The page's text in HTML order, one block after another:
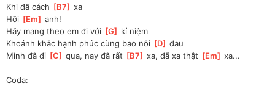
Khi đã cách [B7 ] xa
Hỡi [Em ] anh!
Hãy mang theo em đi với [G
kỉ niệm
Khoảnh khắc hạnh phúc cùng bao nỗi [D ] đau
Mình đã đi [C ] qua, nay đã rất [B7 ] xa, đã xa thật [Em ] xa...
Coda: